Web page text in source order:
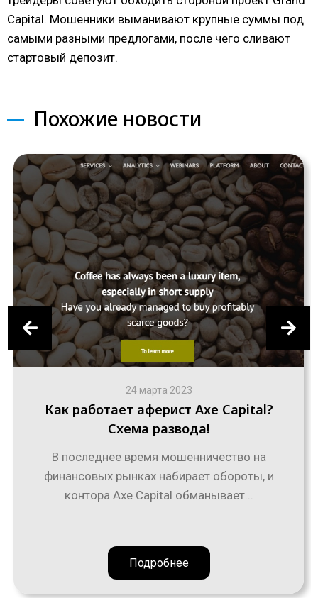
Capital. Мошенники выманивают крупные суммы под
самыми разными предлогами, после чего сливают
стартовый депозит.
Похожие новости
24 марта 2023
Как работает аферист Axe Capital?
Схема развода!
В последнее время мошенничество на
финансовых рынках набирает обороты, и
контора Axe Capital обманывает...
Подробнее